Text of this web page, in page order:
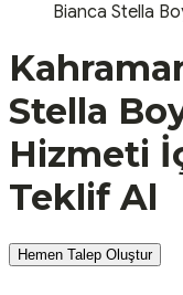
Bianca Stella
Stella
Hizmeti
Teklif Al
Hemen Talep Oluştur